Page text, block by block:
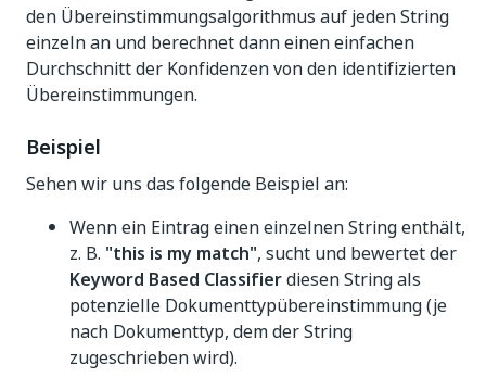
den Übereinstimmungsalgorithmus auf jeden String
einzeln an und berechnet dann einen einfachen
Durchschnitt der Konfidenzen von den identifizierten
Übereinstimmungen.
Beispiel
Sehen wir uns das folgende Beispiel an:
Wenn ein Eintrag einen einzelnen String enthält,
z. B. "this is my match", sucht und bewertet der
Keyword Based Classifierdiesen String als
potenzielle Dokumenttypübereinstimmung (je
nach Dokumenttyp, dem der String
zugeschrieben wird).